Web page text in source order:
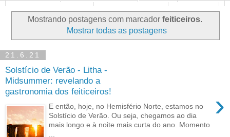
Enoturismo Minha Cozinha Dicas da vovó Mais
Parcerias Contato
Mostrando postagens com marcador feiticeiros.
Mostrar todas as postagens
21.6.21
Solstício de Verão - Litha -
Midsummer: revelando a
gastronomia dos feiticeiros!
›
E então, hoje, no Hemisfério Norte, estamos no
Solstício de Verão. Ou seja, chegamos ao dia
mais longo e à noite mais curta do ano. Momento